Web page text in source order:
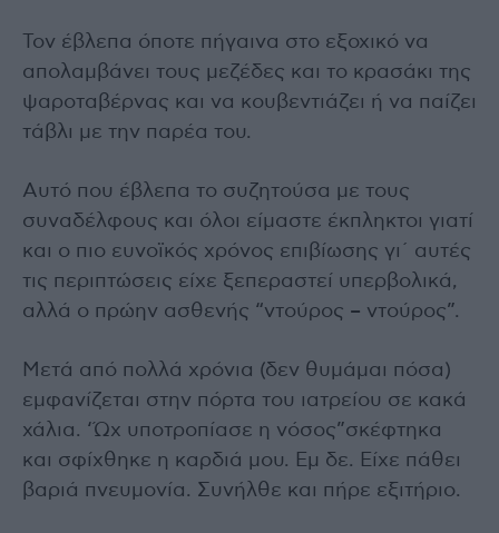
Τον έβλεπα όποτε πήγαινα στο εξοχικό να
απολαμβάνει τους μεζέδες και το κρασάκι της
ψαροταβέρνας και να κουβεντιάζει ή να παίζει
τάβλι με την παρέα του.
Αυτό που έβλεπα το συζητούσα με τους
συναδέλφους και όλοι είμαστε έκπληκτοι γιατί
και ο πιο ευνοϊκός χρόνος επιβίωσης γι΄ αυτές
τις περιπτώσεις είχε ξεπεραστεί υπερβολικά,
αλλά ο πρώην ασθενής “ντούρος – ντούρος”.
Μετά από πολλά χρόνια (δεν θυμάμαι πόσα)
εμφανίζεται στην πόρτα του ιατρείου σε κακά
χάλια. ‘Ώχ υποτροπίασε η νόσος”σκέφτηκα
και σφίχθηκε η καρδιά μου. Εμ δε. Είχε πάθει
βαριά πνευμονία. Συνήλθε και πήρε εξιτήριο.